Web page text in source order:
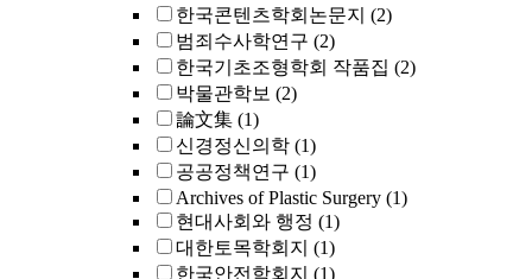
한국콘텐츠학회논문지 (2)
범죄수사학연구 (2)
한국기초조형학회 작품집 (2)
박물관학보 (2)
論文集 (1)
신경정신의학 (1)
공공정책연구 (1)
Archives of Plastic Surgery (1)
현대사회와 행정 (1)
대한토목학회지 (1)
한국안전학회지 (1)